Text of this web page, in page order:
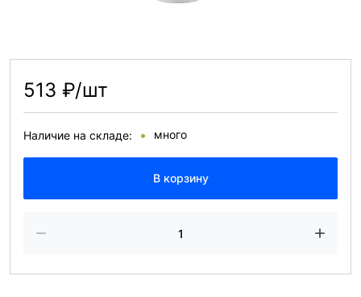
513 ₽/шт
Наличие на складе: много
В корзину